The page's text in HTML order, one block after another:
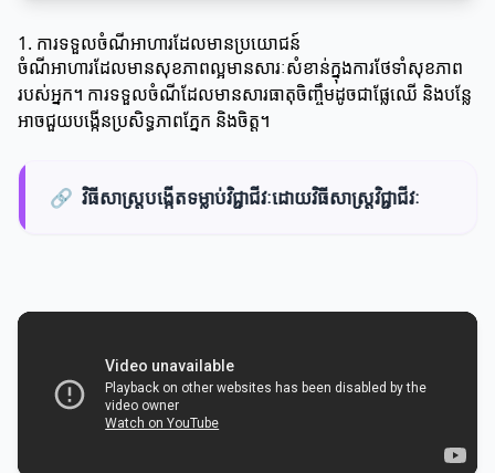
1. ការទទួលចំណីអាហារដែលមានប្រយោជន៍
ចំណីអាហារដែលមានសុខភាពល្អមានសារៈសំខាន់ក្នុងការថែទាំសុខភាព
របស់អ្នក។ ការទទួលចំណីដែលមានសារធាតុចិញ្ចឹមដូចជាផ្លែឈើ និងបន្លែ
អាចជួយបង្កើនប្រសិទ្ធភាពភ្នែក និងចិត្ត។
🔗 វិធីសាស្រ្តបង្កើតទម្លាប់វិជ្ជាជីវៈដោយវិធីសាស្រ្តវិជ្ជាជីវៈ